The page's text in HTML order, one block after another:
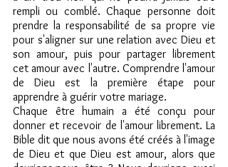
rempli ou comblé. Chaque personne doit
prendre la responsabilité de sa propre vie
pour s'aligner sur une relation avec Dieu et
son amour, puis pour partager librement
cet amour avec l'autre. Comprendre l'amour
de Dieu est la première étape pour
apprendre à guérir votre mariage.
Chaque être humain a été conçu pour
donner et recevoir de l'amour librement. La
Bible dit que nous avons été créés à l'image
de Dieu et que Dieu est amour, alors que